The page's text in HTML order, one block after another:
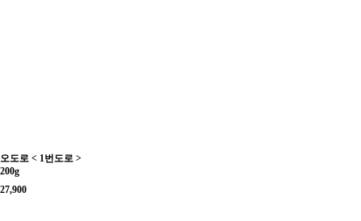
오도로 < 1번도로 >
200g
27,900